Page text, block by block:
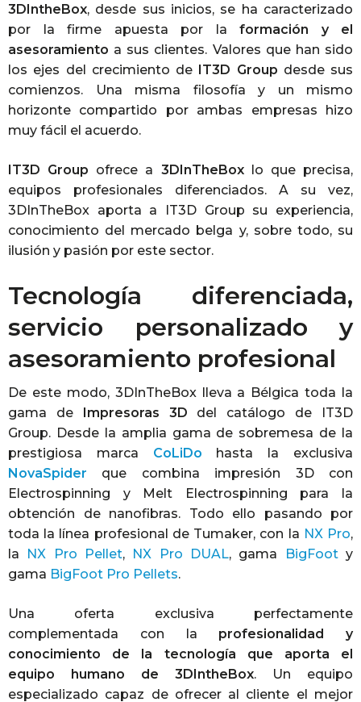
3DIntheBox, desde sus inicios, se ha caracterizado
por la firme apuesta por la formación y el
asesoramiento a sus clientes. Valores que han sido
los ejes del crecimiento de IT3D Group desde sus
comienzos. Una misma filosofía y un mismo
horizonte compartido por ambas empresas hizo
muy fácil el acuerdo.
IT3D Group ofrece a 3DInTheBoxlo que precisa,
equipos profesionales diferenciados. A su vez,
3DInTheBox aporta a IT3D Group su experiencia,
conocimiento del mercado belga y, sobre todo, su
ilusión y pasión por este sector.
Tecnología diferenciada,
servicio personalizado y
asesoramiento profesional
De este modo, 3DInTheBox lleva a Bélgica toda la
gama de Impresoras 3D del catálogo de IT3D
Group. Desde la amplia gama de sobremesa de la
prestigiosa marca CoLiDo
hasta la exclusiva
NovaSpider
que combina impresión 3D con
Electrospinning y Melt Electrospinning para la
obtención de nanofibras. Todo ello pasando por
toda la línea profesional de Tumaker, con la NX Pro,
la NX Pro Pellet, NX Pro DUAL, gama BigFooty
gama BigFoot Pro Pellets.
Una oferta exclusiva perfectamente
complementada con la profesionalidad y
conocimiento de la tecnología que aporta el
equipo humano de 3DIntheBox. Un equipo
especializado capaz de ofrecer al cliente el mejor